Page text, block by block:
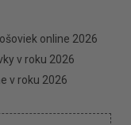
online 2026
v roku 2026
v roku 2026